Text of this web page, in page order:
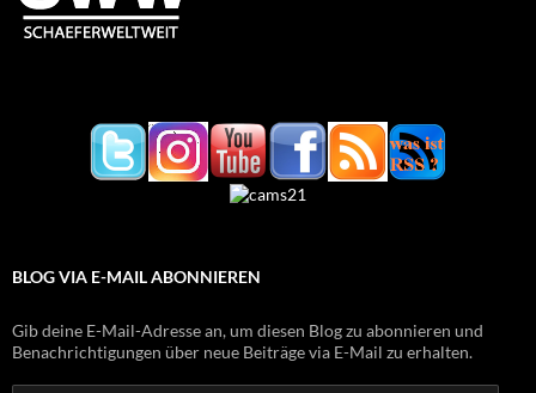
BLOG VIA E-MAIL ABONNIEREN
Gib deine E-Mail-Adresse an, um diesen Blog zu abonnieren und
Benachrichtigungen über neue Beiträge via E-Mail zu erhalten.